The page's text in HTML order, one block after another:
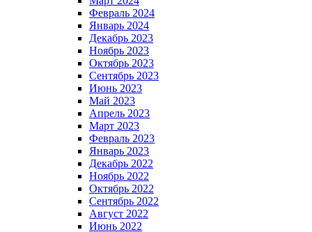
Февраль 2024
Январь 2024
Декабрь 2023
Ноябрь 2023
Октябрь 2023
Сентябрь 2023
Июнь 2023
Май 2023
Апрель 2023
Март 2023
Февраль 2023
Январь 2023
Декабрь 2022
Ноябрь 2022
Октябрь 2022
Сентябрь 2022
Август 2022
Июнь 2022